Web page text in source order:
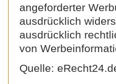
angeforderter
ausdrücklich
ausdrücklich
von
Quelle: